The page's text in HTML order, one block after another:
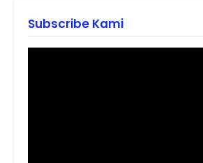
Subscribe Kami